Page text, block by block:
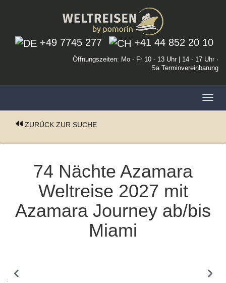
+49 7745 277 +41 44 852 20 10
Öffnungszeiten: Mo - Fr 10 - 13 Uhr | 14 - 17 Uhr ·
Sa Terminvereinbarung
ZURÜCK ZUR SUCHE
74 Nächte Azamara
Weltreise 2027 mit
Azamara Journey ab/bis
Miami